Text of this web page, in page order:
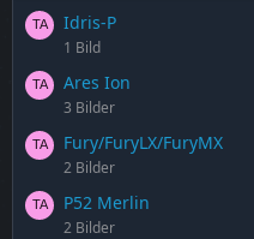
Idris-P
1 Bild
Ares Ion
3 Bilder
Fury/FuryLX/FuryMX
2 Bilder
P52 Merlin
2 Bilder